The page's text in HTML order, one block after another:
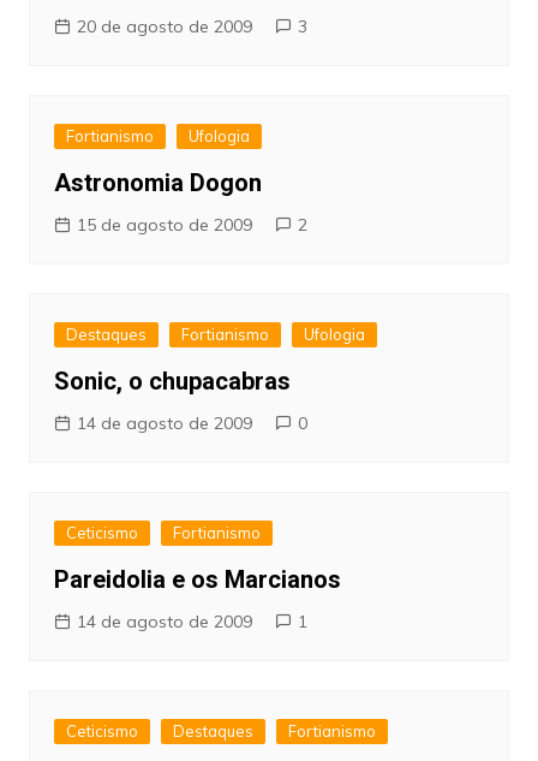
20 de agosto de 2009 3
Fortianismo Ufologia
Astronomia Dogon
15 de agosto de 2009 2
Destaques Fortianismo Ufologia
Sonic, o chupacabras
14 de agosto de 2009 0
Ceticismo Fortianismo
Pareidolia e os Marcianos
14 de agosto de 2009 1
Ceticismo Destaques Fortianismo